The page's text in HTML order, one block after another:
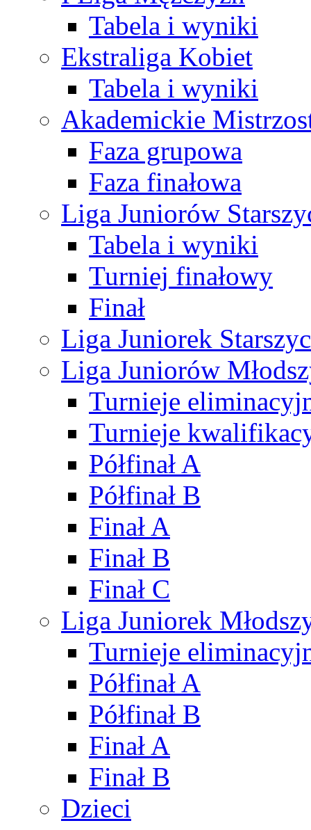
Tabela i wyniki
Ekstraliga Kobiet
Tabela i wyniki
Akademickie
Faza grupowa
Faza finałowa
Liga Juniorów
Tabela i wyniki
Turniej finałowy
Finał
Liga Juniorek
Liga Juniorów
Turnieje
Turnieje
Półfinał A
Półfinał B
Finał A
Finał B
Finał C
Liga Juniorek
Turnieje
Półfinał A
Półfinał B
Finał A
Finał B
Dzieci